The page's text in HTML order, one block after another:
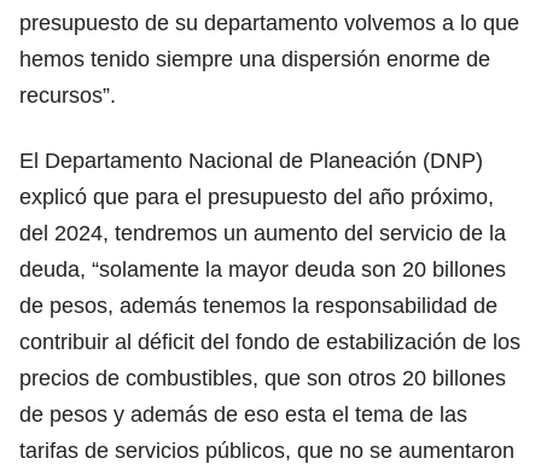
presupuesto de su departamento volvemos a lo que
hemos tenido siempre una dispersión enorme de
recursos”.
El Departamento Nacional de Planeación (DNP)
explicó que para el presupuesto del año próximo,
del 2024, tendremos un aumento del servicio de la
deuda, “solamente la mayor deuda son 20 billones
de pesos, además tenemos la responsabilidad de
contribuir al déficit del fondo de estabilización de los
precios de combustibles, que son otros 20 billones
de pesos y además de eso esta el tema de las
tarifas de servicios públicos, que no se aumentaron